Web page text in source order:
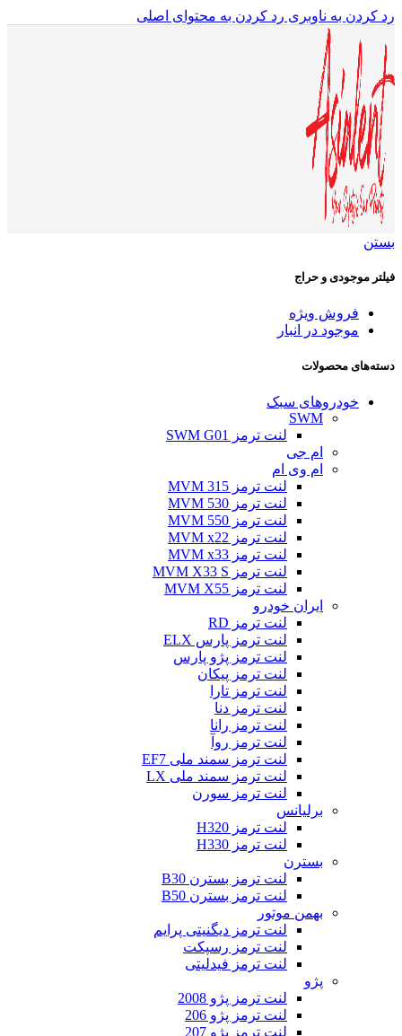
رد کردن به ناوبری رد کردن به محتوای اصلی
بستن
فیلتر موجودی و حراج
فروش ویژه
موجود در انبار
دسته‌های محصولات
خودروهای سبک
SWM
لنت ترمز SWM G01
ام جی
ام وی ام
لنت ترمز MVM 315
لنت ترمز MVM 530
لنت ترمز MVM 550
لنت ترمز MVM x22
لنت ترمز MVM x33
لنت ترمز MVM X33 S
لنت ترمز MVM X55
ایران خودرو
لنت ترمز RD
لنت ترمز پارس ELX
لنت ترمز پژو پارس
لنت ترمز پیکان
لنت ترمز تارا
لنت ترمز دنا
لنت ترمز رانا
لنت ترمز روآ
لنت ترمز سمند ملی EF7
لنت ترمز سمند ملی LX
لنت ترمز سورن
برلیانس
لنت ترمز H320
لنت ترمز H330
بسترن
لنت ترمز بسترن B30
لنت ترمز بسترن B50
بهمن موتور
لنت ترمز دیگنیتی پرایم
لنت ترمز رسپکت
لنت ترمز فیدلیتی
پژو
لنت ترمز پژو 2008
لنت ترمز پژو 206
لنت ترمز پژو 207